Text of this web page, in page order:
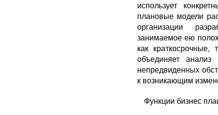
использует
плановые модели
организации
занимаемое ею
как
объединяет
непредвиденных
к возникающим
Функции бизнес